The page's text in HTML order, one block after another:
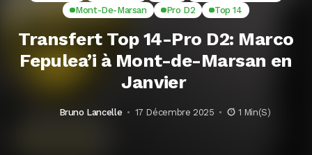
Mont-De-Marsan
Pro D2 Top 14
Transfert Top 14-Pro D2: Marco
Fepulea’i à Mont-de-Marsan en
Janvier
Bruno Lancelle 17 Décembre 2025 1 Min(s)